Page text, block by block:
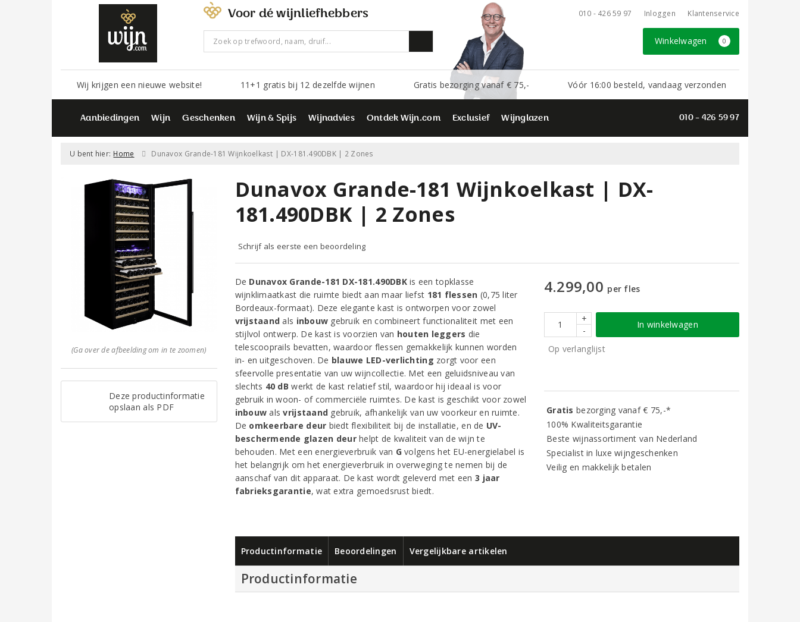
Voor dé wijnliefhebbers 010 - 426 59 97 Inloggen Klantenservice
Winkelwagen 0
Wij krijgen een nieuwe website! 11+1 gratis bij 12 dezelfde wijnen Gratis bezorging vanaf € 75,- Vóór 16:00 besteld, vandaag verzonden
Aanbiedingen Wijn Geschenken Wijn & Spijs Wijnadvies Ontdek Wijn.com Exclusief Wijnglazen 010 - 426 59 97
U bent hier: Home Dunavox Grande-181 Wijnkoelkast | DX-181.490DBK | 2 Zones
(Ga over de afbeelding om in te zoomen)
Deze productinformatie
opslaan als PDF
Dunavox Grande-181 Wijnkoelkast | DX-
181.490DBK | 2 Zones
Schrijf als eerste een beoordeling
De Dunavox Grande-181 DX-181.490DBKis een topklasse
wijnklimaatkast die ruimte biedt aan maar liefst 181 flessen (0,75 liter
Bordeaux-formaat). Deze elegante kast is ontworpen voor zowel
vrijstaand als inbouw gebruik en combineert functionaliteit met een
stijlvol ontwerp. De kast is voorzien van houten leggers die
telescooprails bevatten, waardoor flessen gemakkelijk kunnen worden
in- en uitgeschoven. De blauwe LED-verlichting zorgt voor een
sfeervolle presentatie van uw wijncollectie. Met een geluidsniveau van
slechts 40 dB werkt de kast relatief stil, waardoor hij ideaal is voor
gebruik in woon- of commerciële ruimtes. De kast is geschikt voor zowel
inbouw alsvrijstaand gebruik, afhankelijk van uw voorkeur en ruimte.
De omkeerbare deur biedt flexibiliteit bij de installatie, en de UV-
beschermende glazen deurhelpt de kwaliteit van de wijn te
behouden. Met een energieverbruik van Gvolgens het EU-energielabel is
het belangrijk om het energieverbruik in overweging te nemen bij de
aanschaf van dit apparaat. De kast wordt geleverd met een 3 jaar
fabrieksgarantie, wat extra gemoedsrust biedt.
4.299,00 per fles
+
-
In winkelwagen
Op verlanglijst
Gratisbezorging vanaf € 75,-*
100% Kwaliteitsgarantie
Beste wijnassortiment van Nederland
Specialist in luxe wijngeschenken
Veilig en makkelijk betalen
Productinformatie Beoordelingen Vergelijkbare artikelen
Productinformatie